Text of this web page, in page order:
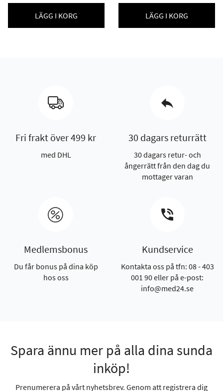
LÄGG I KORG LÄGG I KORG
Fri frakt över 499 kr
med DHL
30 dagars returrätt
30 dagars retur- och
ångerrätt från den dag du
mottager varan
Medlemsbonus
Du får bonus på dina köp
hos oss
Kundservice
Kontakta oss på tfn: 08 - 403
001 90 eller på e-post:
info@med24.se
Spara ännu mer på alla dina sunda
inköp!
Prenumerera på vårt nyhetsbrev. Genom att registrera dig